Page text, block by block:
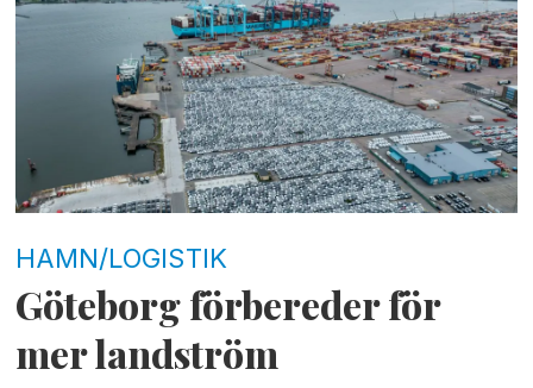
HAMN/LOGISTIK
Göteborg förbereder för
mer landström